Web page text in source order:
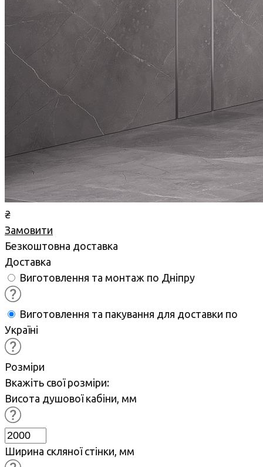
₴
Замовити
Безкоштовна доставка
Доставка
Виготовлення та монтаж по Дніпру
Виготовлення та пакування для доставки по
Україні
Розміри
Вкажіть свої розміри:
Висота душової кабіни, мм
Ширина скляної стінки, мм